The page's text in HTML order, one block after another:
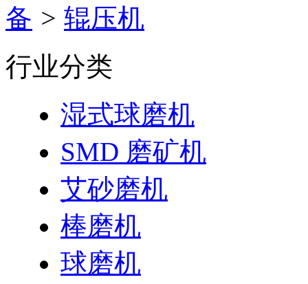
备 > 辊压机
行业分类
湿式球磨机
SMD 磨矿机
艾砂磨机
棒磨机
球磨机